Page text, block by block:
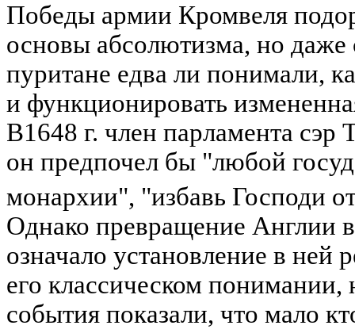
Победы армии Кромвеля
основы абсолютизма, но
пуритане едва ли понимали,
и функционировать
В1648 г. член парламента сэр
он предпочел бы "любой
монархии", "избавь Господи
Однако превращение Англии
означало установление в ней
его классическом
события показали, что мало